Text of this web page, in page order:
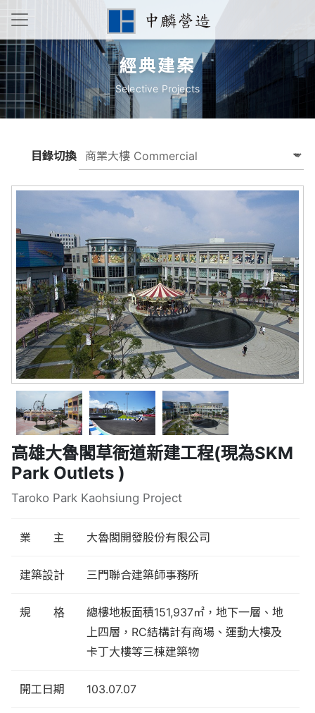
經典建案
Selective Projects
目錄切換
高雄大魯閣草衙道新建工程(現為SKM
Park Outlets )
Taroko Park Kaohsiung Project
業 主 大魯閣開發股份有限公司
建築設計 三門聯合建築師事務所
規 格
總樓地板面積151,937㎡，地下一層、地
上四層，RC結構計有商場、運動大樓及
卡丁大樓等三棟建築物
開工日期 103.07.07